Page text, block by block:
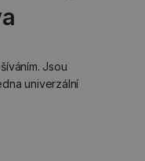
Jsou
univerzální